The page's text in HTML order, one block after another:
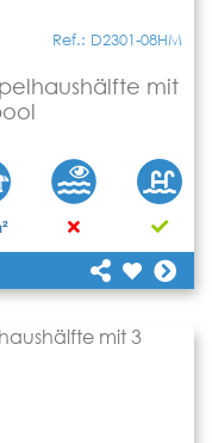
Ref.: D2301-08HM
mit
und
details/5089-